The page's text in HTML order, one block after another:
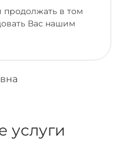
в том
Вас нашим
услуги